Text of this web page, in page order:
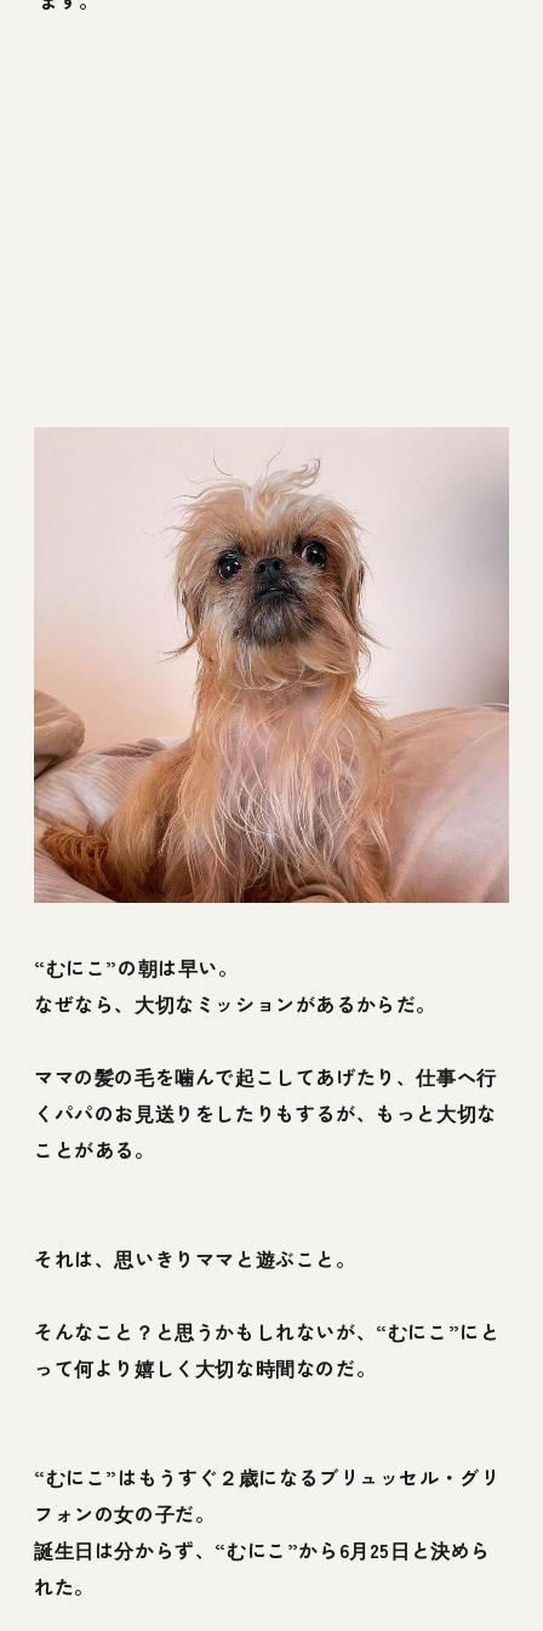
“むにこ”の朝は早い。
なぜなら、大切なミッションがあるからだ。
ママの髪の毛を噛んで起こしてあげたり、仕事へ行
くパパのお見送りをしたりもするが、もっと大切な
ことがある。
それは、思いきりママと遊ぶこと。
そんなこと？と思うかもしれないが、“むにこ”にと
って何より嬉しく大切な時間なのだ。
“むにこ”はもうすぐ２歳になるブリュッセル・グリ
フォンの女の子だ。
誕生日は分からず、“むにこ”から6月25日と決めら
れた。